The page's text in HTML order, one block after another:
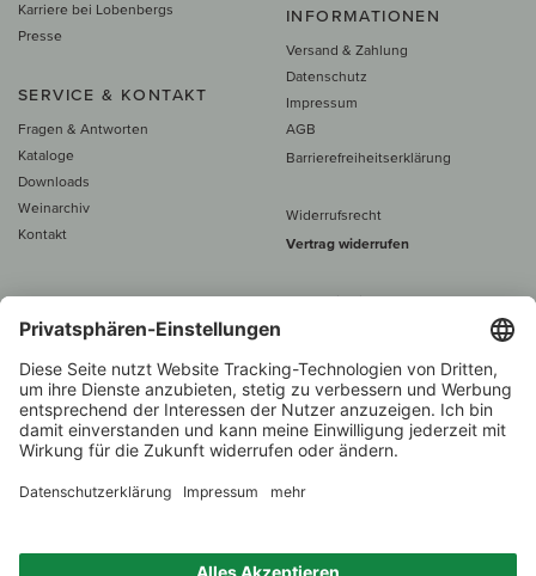
Karriere bei Lobenbergs
Presse
SERVICE & KONTAKT
Fragen & Antworten
Kataloge
Downloads
Weinarchiv
Kontakt
INFORMATIONEN
Versand & Zahlung
Datenschutz
Impressum
AGB
Barrierefreiheitserklärung
Widerrufsrecht
Vertrag widerrufen
Alle Preise inkl. MwSt., zzgl. 5 €
60 € versand­kosten­
Beratung unter
1.000 Winzer –
Weinhändler